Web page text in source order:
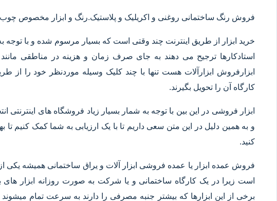
فروش رنگ ساختمانی روغنی و اکریلیک و پلاستیک.رنگ و ابزار مخصوص
خرید ابزار از طریق اینترنت چند وقتی است که بسیار مرسوم شده و با توجه
استادکارها ترجیح می دهند به جای صرف زمان و هزینه در مناطقی
ابزارفروش ابزارآلات هست تنها با چند کلیک وسیله موردنظر خود را از
کارگاه آن را تحویل بگیرند.
ابزار فروشی در این بین با توجه به شمار بسیار زیاد فروشگاه های
و به همین دلیل در این متن سعی داریم تا با یک ارزیابی به شما کمک کنیم تا
کنید.
فروش عمده ابزار یا عمده فروشی ابزار آلات و یراق ساختمانی همیشه یکی
است زیرا در یک کارگاه ساختمانی و یا شرکت به صورت روزانه ابزار های
برخی از این ابزارها که بیشتر جنبه مصرفی را دارند به سرعت تمام